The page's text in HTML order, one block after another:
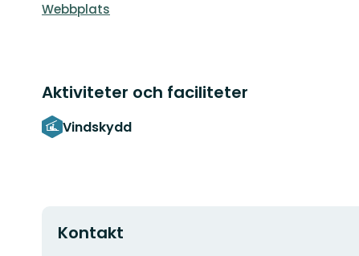
Webbplats
Aktiviteter och faciliteter
Vindskydd
Kontakt